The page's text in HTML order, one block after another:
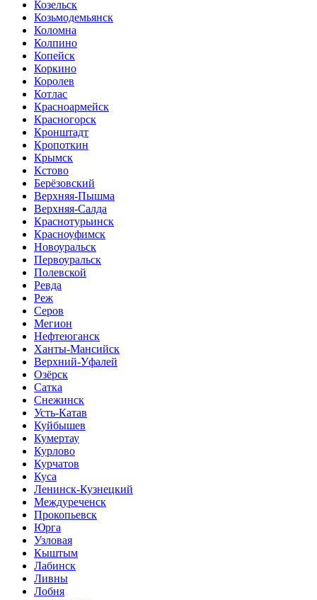
Козельск
Козьмодемьянск
Коломна
Колпино
Копейск
Коркино
Королев
Котлас
Красноармейск
Красногорск
Кронштадт
Кропоткин
Крымск
Кстово
Берёзовский
Верхняя-Пышма
Верхняя-Салда
Краснотурьинск
Красноуфимск
Новоуральск
Первоуральск
Полевской
Ревда
Реж
Серов
Мегион
Нефтеюганск
Ханты-Мансийск
Верхний-Уфалей
Озёрск
Сатка
Снежинск
Усть-Катав
Куйбышев
Кумертау
Курлово
Курчатов
Куса
Ленинск-Кузнецкий
Междуреченск
Прокопьевск
Юрга
Узловая
Кыштым
Лабинск
Ливны
Лобня